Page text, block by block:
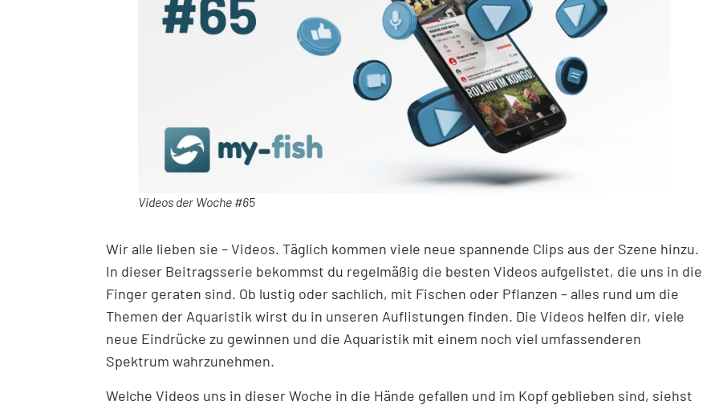
Videos der Woche #65
Wir alle lieben sie – Videos. Täglich kommen viele neue spannende Clips aus der Szene hinzu.
In dieser Beitragsserie bekommst du regelmäßig die besten Videos aufgelistet, die uns in die
Finger geraten sind. Ob lustig oder sachlich, mit Fischen oder Pflanzen – alles rund um die
Themen der Aquaristik wirst du in unseren Auflistungen finden. Die Videos helfen dir, viele
neue Eindrücke zu gewinnen und die Aquaristik mit einem noch viel umfassenderen
Spektrum wahrzunehmen.
Welche Videos uns in dieser Woche in die Hände gefallen und im Kopf geblieben sind, siehst